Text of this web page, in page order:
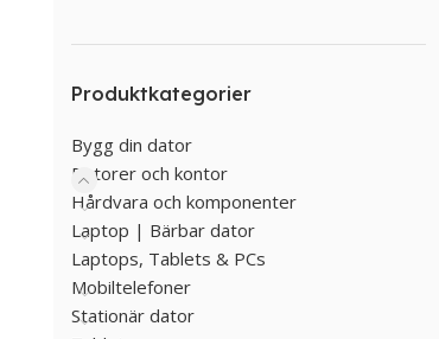
Produktkategorier
Bygg din dator
Datorer och kontor
Hårdvara och komponenter
Laptop | Bärbar dator
Laptops, Tablets & PCs
Mobiltelefoner
Stationär dator